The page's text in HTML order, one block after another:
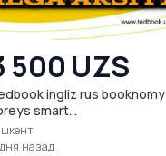
500 UZS
ingliz rus booknomy
smart...
назад